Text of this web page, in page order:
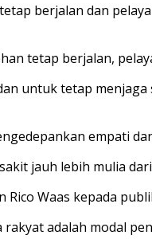
berjalan dan
tetap berjalan,
untuk tetap
empati
jauh lebih mulia
Waas kepada
adalah modal